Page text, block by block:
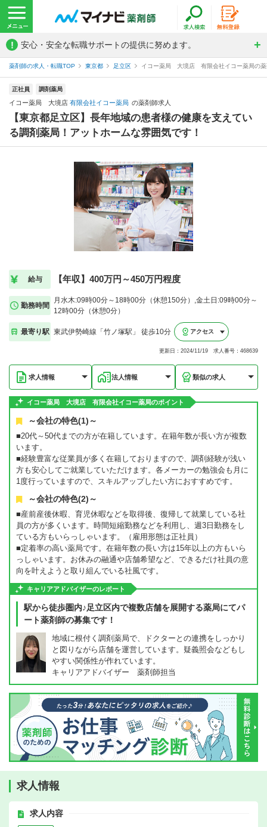
! 安心・安全な転職サポートの提供に努めます。
薬剤師の求人・転職TOP 東京都 足立区 イコー薬局 大境店 有限会社イコー薬局の薬
正社員 調剤薬局
イコー薬局 大境店 有限会社イコー薬局 の薬剤師求人
【東京都足立区】長年地域の患者様の健康を支えてい
る調剤薬局！アットホームな雰囲気です！
給与 【年収】400万円～450万円程度
勤務時間
月水木:09時00分～18時00分（休憩150分）,金土日:09時00分～
12時00分（休憩0分）
最寄り駅 東武伊勢崎線「竹ノ塚駅」 徒歩10分 アクセス
更新日：2024/11/19 求人番号：468639
求人情報 法人情報 類似の求人
イコー薬局 大境店 有限会社イコー薬局のポイント
～会社の特色(1)～
■20代～50代までの方が在籍しています。在籍年数が長い方が複数
います。
■経験豊富な従業員が多く在籍しておりますので、調剤経験が浅い
方も安心してご就業していただけます。各メーカーの勉強会も月に
1度行っていますので、スキルアップしたい方におすすめです。
～会社の特色(2)～
■産前産後休暇、育児休暇などを取得後、復帰して就業している社
員の方が多くいます。時間短縮勤務などを利用し、週3日勤務をし
ている方もいらっしゃいます。（雇用形態は正社員）
■定着率の高い薬局です。在籍年数の長い方は15年以上の方もいら
っしゃいます。お休みの融通や店舗希望など、できるだけ社員の意
向を叶えようと取り組んでいる社風です。
キャリアアドバイザーのレポート
駅から徒歩圏内♪足立区内で複数店舗を展開する薬局にてパ
ート薬剤師の募集です！
地域に根付く調剤薬局で、ドクターとの連携をしっかり
と図りながら店舗を運営しています。疑義照会などもし
やすい関係性が作れています。
キャリアアドバイザー 薬剤師担当
求人情報
求人内容